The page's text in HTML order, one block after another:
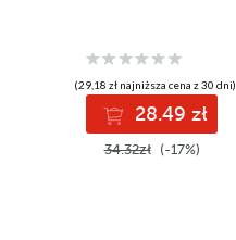
(29,18 zł najniższa cena z 30 dni)
28.49 zł
34.32zł (-17%)